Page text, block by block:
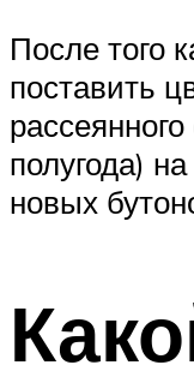
После того
поставить
полугода)
новых